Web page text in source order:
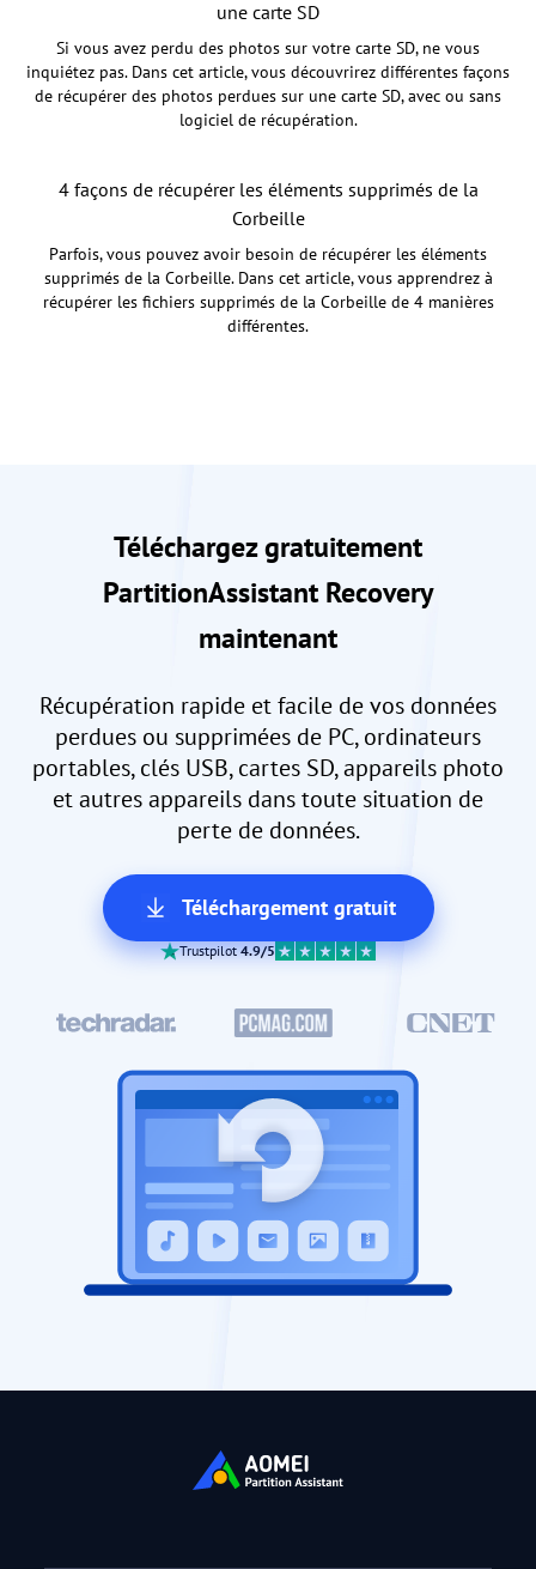
une carte SD
Si vous avez perdu des photos sur votre carte SD, ne vous
inquiétez pas. Dans cet article, vous découvrirez différentes façons
de récupérer des photos perdues sur une carte SD, avec ou sans
logiciel de récupération.
4 façons de récupérer les éléments supprimés de la
Corbeille
Parfois, vous pouvez avoir besoin de récupérer les éléments
supprimés de la Corbeille. Dans cet article, vous apprendrez à
récupérer les fichiers supprimés de la Corbeille de 4 manières
différentes.
Téléchargez gratuitement
PartitionAssistant Recovery
maintenant
Récupération rapide et facile de vos données
perdues ou supprimées de PC, ordinateurs
portables, clés USB, cartes SD, appareils photo
et autres appareils dans toute situation de
perte de données.
Téléchargement gratuit
Trustpilot4.9/5